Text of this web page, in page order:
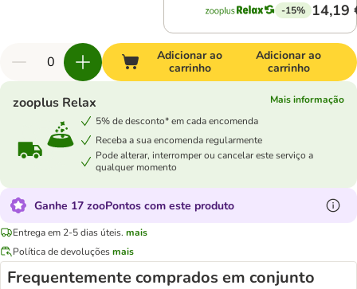
-15% 14,19
Adicionar ao
carrinho
Adicionar ao
carrinho
zooplus Relax
Mais informação
5% de desconto* em cada encomenda
Receba a sua encomenda regularmente
Pode alterar, interromper ou cancelar este serviço a
qualquer momento
Ganhe 17 zooPontos com este produto
Entrega em 2-5 dias úteis. mais
Política de devoluçõesmais
Frequentemente comprados em conjunto